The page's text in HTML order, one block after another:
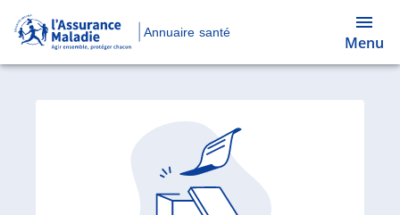
Annuaire santé
Menu